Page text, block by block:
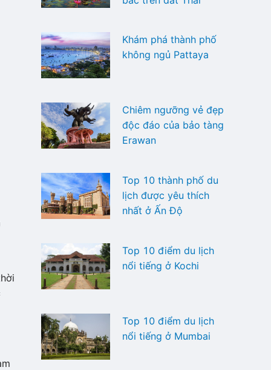
Khám phá thành phố
không ngủ Pattaya
Chiêm ngưỡng vẻ đẹp
độc đáo của bảo tàng
Erawan
Top 10 thành phố du
lịch được yêu thích
nhất ở Ấn Độ
Top 10 điểm du lịch
nổi tiếng ở Kochi
Top 10 điểm du lịch
nổi tiếng ở Mumbai